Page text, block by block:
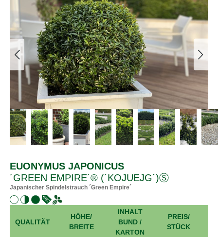
Bildergalerie überspringen
EUONYMUS JAPONICUS
´GREEN EMPIRE´® (´KOJUEJG´)Ⓢ
Japanischer Spindelstrauch ´Green Empire´
QUALITÄT
HÖHE/
BREITE
INHALT
BUND /
KARTON
PREIS/
STÜCK